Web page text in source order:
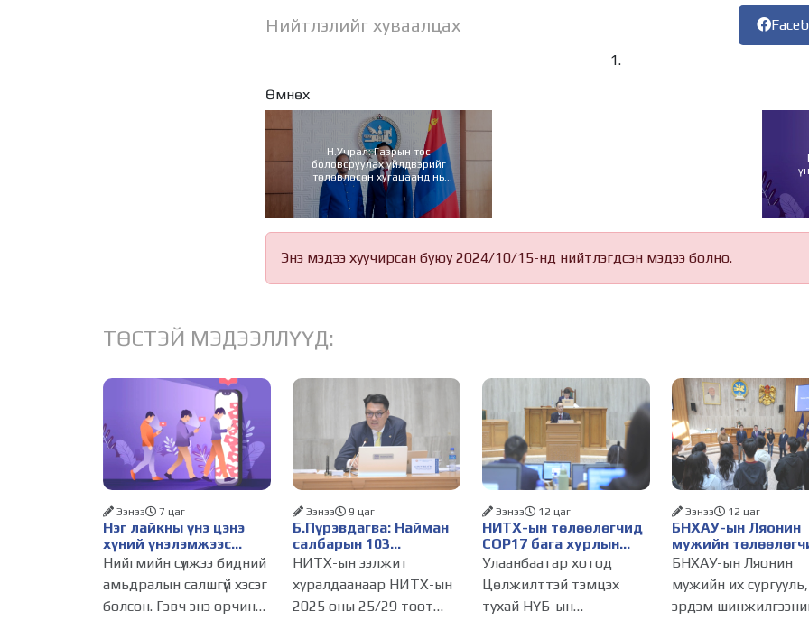
Нийтлэлийг хуваалцах
Өмнөх
Н.Учрал: Газрын тос
боловсруулах үйлдвэрийг
төлөвлөсөн хугацаанд нь
ашиглалтад оруулахад анхаарна
Энэ мэдээ хуучирсан буюу 2024/10/15-нд нийтлэгдсэн мэдээ болно.
ТӨСТЭЙ МЭДЭЭЛЛҮҮД:
Нэг лайкны үнэ цэнэ
хүний үнэлэмжээс
давах болсон уу?
Ээнээ 7 цаг
Нийгмийн сүлжээ бидний
амьдралын салшгүй хэсэг
болсон. Гэвч энэ орчинд
Б.Пүрэвдагва: Найман
салбарын 103
үйлчилгээний
бүртгэлийг цуцалснаар
бизнес эрхлэхэд
таатай нөхцөл бүрдэнэ
Ээнээ 9 цаг
НИТХ-ын ээлжит
хуралдаанаар НИТХ-ын
2025 оны 25/29 тоот
НИТХ-ын төлөөлөгчид
COP17 бага хурлын
бэлтгэл ажлын талаар
мэдээлэл сонслоо
Ээнээ 12 цаг
Улаанбаатар хотод
Цөлжилттэй тэмцэх
тухай НҮБ-ын
БНХАУ-ын Ляонин
мужийн
НИТХ-ын үйл
ажиллагаатай
танилцлаа
Ээнээ 12 цаг
БНХАУ-ын Ляонин
мужийн их сургууль,
эрдэм